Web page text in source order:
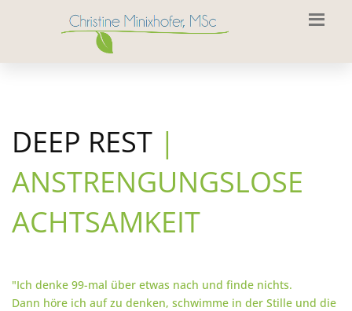
DEEP REST |
ANSTRENGUNGSLOSE
ACHTSAMKEIT
"Ich denke 99-mal über etwas nach und finde nichts.
Dann höre ich auf zu denken, schwimme in der Stille und die